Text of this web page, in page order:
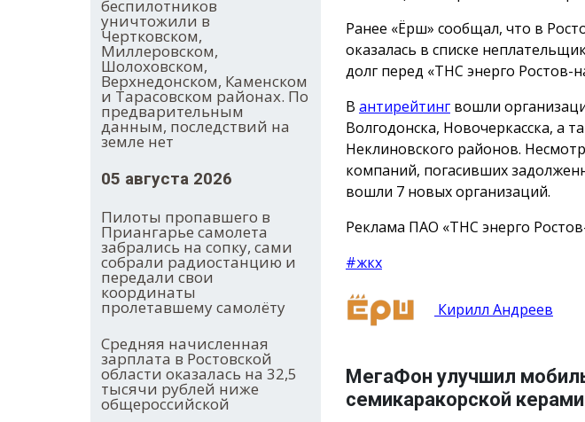
беспилотников
уничтожили в
Чертковском,
Миллеровском,
Шолоховском,
Верхнедонском, Каменском
и Тарасовском районах. По
предварительным
данным, последствий на
земле нет
05 августа 2026
Пилоты пропавшего в
Приангарье самолета
забрались на сопку, сами
собрали радиостанцию и
передали свои
координаты
пролетавшему самолёту
Средняя начисленная
зарплата в Ростовской
области оказалась на 32,5
тысячи рублей ниже
общероссийской
Ранее «Ёрш» сообщал, что в
оказалась в списке
долг перед «ТНС энерго Ростов-
В антирейтинг вошли
Волгодонска, Новочеркасска, а
Неклиновского районов.
компаний, погасивших
вошли 7 новых организаций.
Реклама ПАО «ТНС энерго
#жкх
Кирилл Андреев
МегаФон улучшил
семикаракорской